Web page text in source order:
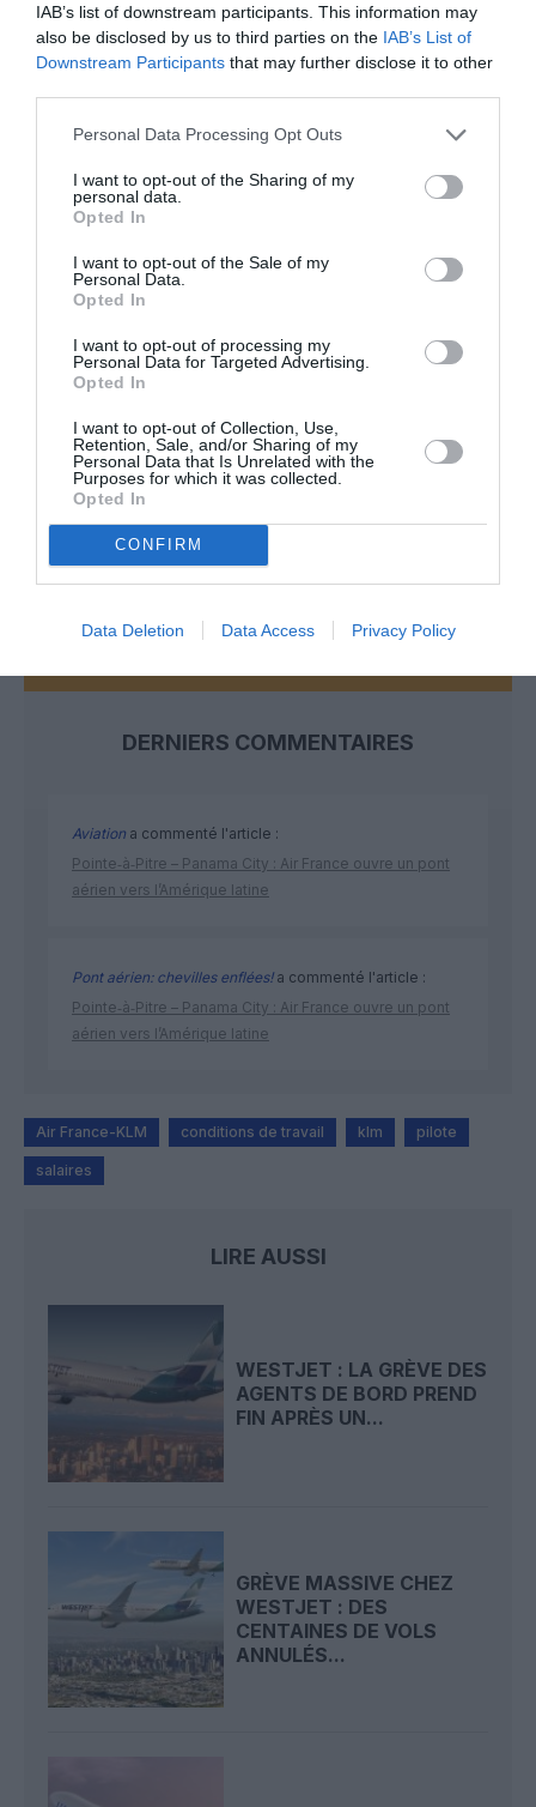
IAB’s list of downstream participants. This information may
also be disclosed by us to third parties on the IAB’s List of
Downstream Participants that may further disclose it to other
Personal Data Processing Opt Outs
I want to opt-out of the Sharing of my
personal data.
Opted In
I want to opt-out of the Sale of my
Personal Data.
Opted In
I want to opt-out of processing my
Personal Data for Targeted Advertising.
Opted In
I want to opt-out of Collection, Use,
Retention, Sale, and/or Sharing of my
Personal Data that Is Unrelated with the
Purposes for which it was collected.
Opted In
CONFIRM
Data Deletion Data Access Privacy Policy
a commenté :
RÉPONDRE
Soutenez Air Journal participez
développement !
DERNIERS COMMENTAIRES
Aviation a commenté l'article :
Pointe‑à‑Pitre – Panama City : Air France ouvre un pont
aérien vers l’Amérique latine
Pont aérien: chevilles enflées!a commenté l'article :
Pointe‑à‑Pitre – Panama City : Air France ouvre un pont
aérien vers l’Amérique latine
Air France-KLM conditions de travail klm pilote
salaires
LIRE AUSSI
WESTJET : LA GRÈVE DES
AGENTS DE BORD PREND
FIN APRÈS UN...
GRÈVE MASSIVE CHEZ
WESTJET : DES
CENTAINES DE VOLS
ANNULÉS...